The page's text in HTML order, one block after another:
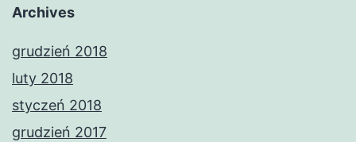
Archives
grudzień 2018
luty 2018
styczeń 2018
grudzień 2017